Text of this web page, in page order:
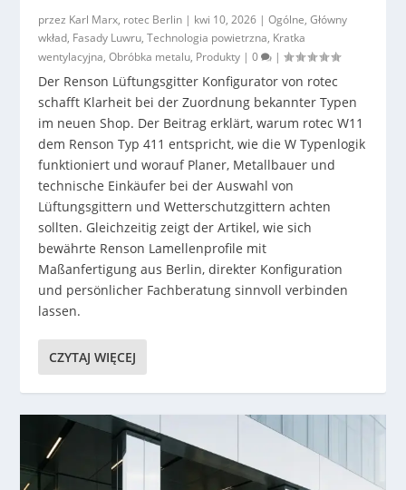
przez Karl Marx, rotec Berlin | kwi 10, 2026 |Ogólne,Główny
wkład, Fasady Luwru,Technologia powietrzna, Kratka
wentylacyjna,Obróbka metalu, Produkty |0 |
Der Renson Lüftungsgitter Konfigurator von rotec
schafft Klarheit bei der Zuordnung bekannter Typen
im neuen Shop. Der Beitrag erklärt, warum rotec W11
dem Renson Typ 411 entspricht, wie die W Typenlogik
funktioniert und worauf Planer, Metallbauer und
technische Einkäufer bei der Auswahl von
Lüftungsgittern und Wetterschutzgittern achten
sollten. Gleichzeitig zeigt der Artikel, wie sich
bewährte Renson Lamellenprofile mit
Maßanfertigung aus Berlin, direkter Konfiguration
und persönlicher Fachberatung sinnvoll verbinden
lassen.
CZYTAJ WIĘCEJ